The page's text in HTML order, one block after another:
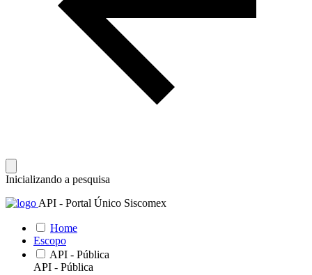
Inicializando a pesquisa
API - Portal Único Siscomex
Home
Escopo
API - Pública
API - Pública